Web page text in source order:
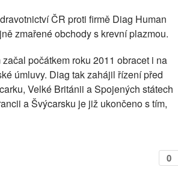
ČR proti firmě Diag Human
zmařené obchody s krevní plazmou.
počátkem roku 2011 obracet i na
úmluvy. Diag tak zahájil řízení před
Velké Británii a Spojených státech
a Švýcarsku je již ukončeno s tím,
0